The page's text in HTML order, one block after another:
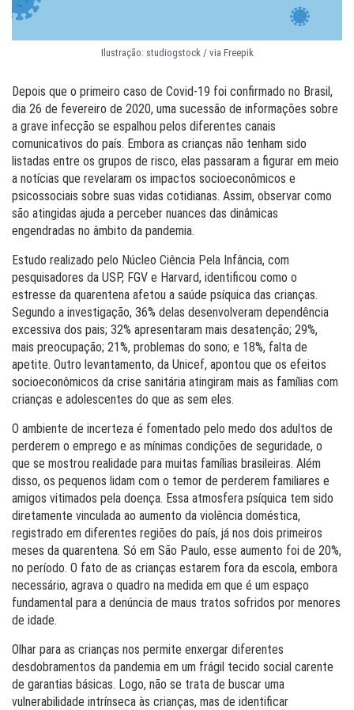
Ilustração: studiogstock / via Freepik
Depois que o primeiro caso de Covid-19 foi confirmado no Brasil,
dia 26 de fevereiro de 2020, uma sucessão de informações sobre
a grave infecção se espalhou pelos diferentes canais
comunicativos do país. Embora as crianças não tenham sido
listadas entre os grupos de risco, elas passaram a figurar em meio
a notícias que revelaram os impactos socioeconômicos e
psicossociais sobre suas vidas cotidianas. Assim, observar como
são atingidas ajuda a perceber nuances das dinâmicas
engendradas no âmbito da pandemia.
Estudo realizado pelo Núcleo Ciência Pela Infância, com
pesquisadores da USP, FGV e Harvard, identificou como o
estresse da quarentena afetou a saúde psíquica das crianças.
Segundo a investigação, 36% delas desenvolveram dependência
excessiva dos pais; 32% apresentaram mais desatenção; 29%,
mais preocupação; 21%, problemas do sono; e 18%, falta de
apetite. Outro levantamento, da Unicef, apontou que os efeitos
socioeconômicos da crise sanitária atingiram mais as famílias com
crianças e adolescentes do que as sem eles.
O ambiente de incerteza é fomentado pelo medo dos adultos de
perderem o emprego e as mínimas condições de seguridade, o
que se mostrou realidade para muitas famílias brasileiras. Além
disso, os pequenos lidam com o temor de perderem familiares e
amigos vitimados pela doença. Essa atmosfera psíquica tem sido
diretamente vinculada ao aumento da violência doméstica,
registrado em diferentes regiões do país, já nos dois primeiros
meses da quarentena. Só em São Paulo, esse aumento foi de 20%,
no período. O fato de as crianças estarem fora da escola, embora
necessário, agrava o quadro na medida em que é um espaço
fundamental para a denúncia de maus tratos sofridos por menores
de idade.
Olhar para as crianças nos permite enxergar diferentes
desdobramentos da pandemia em um frágil tecido social carente
de garantias básicas. Logo, não se trata de buscar uma
vulnerabilidade intrínseca às crianças, mas de identificar